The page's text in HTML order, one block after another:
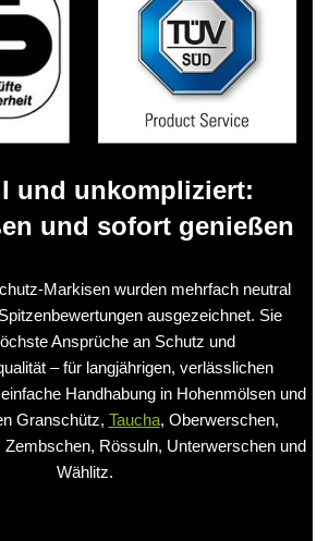
und unkompliziert:
und sofort genießen
Markisen wurden mehrfach neutral
ausgezeichnet. Sie
Ansprüche an Schutz und
– für langjährigen, verlässlichen
Handhabung in Hohenmölsen und
Granschütz, Taucha, Oberwerschen,
Rössuln, Unterwerschen und
Wählitz.